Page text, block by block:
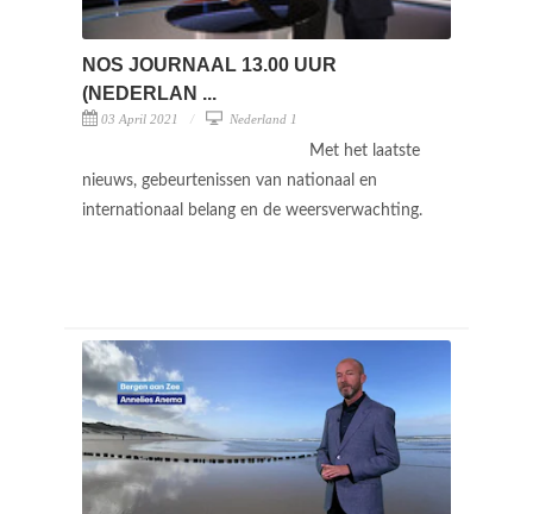
NOS JOURNAAL 13.00 UUR
(NEDERLAN ...
03 April 2021 Nederland 1
Met het laatste
nieuws, gebeurtenissen van nationaal en
internationaal belang en de weersverwachting.